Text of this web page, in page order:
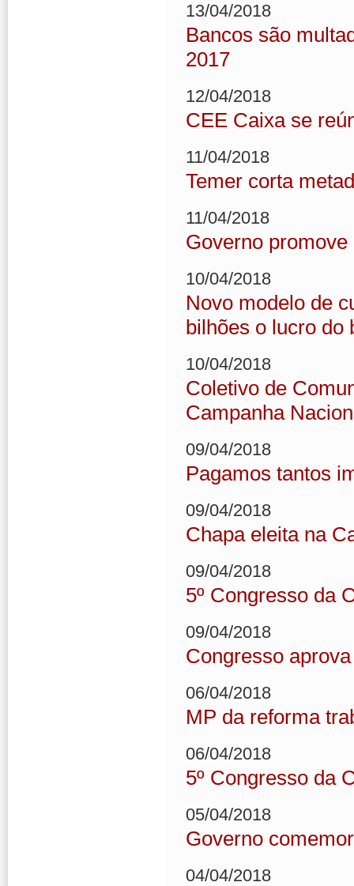
13/04/2018
Bancos são
2017
12/04/2018
CEE Caixa se
11/04/2018
Temer corta
11/04/2018
Governo
10/04/2018
Novo modelo de
bilhões o lucro do
10/04/2018
Coletivo de
Campanha
09/04/2018
Pagamos tantos
09/04/2018
Chapa eleita na
09/04/2018
5º Congresso da
09/04/2018
Congresso
06/04/2018
MP da reforma
06/04/2018
5º Congresso da
05/04/2018
Governo
04/04/2018